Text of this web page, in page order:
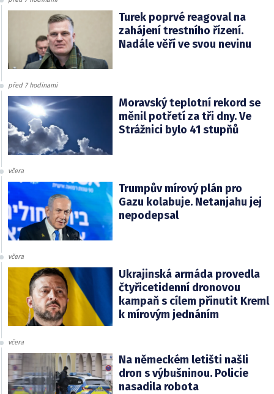
Turek poprvé reagoval na
zahájení trestního řízení.
Nadále věří ve svou nevinu
před 7 hodinami
Moravský teplotní rekord se
měnil potřetí za tři dny. Ve
Strážnici bylo 41 stupňů
včera
Trumpův mírový plán pro
Gazu kolabuje. Netanjahu jej
nepodepsal
včera
Ukrajinská armáda provedla
čtyřicetidenní dronovou
kampaň s cílem přinutit Kreml
k mírovým jednáním
včera
Na německém letišti našli
dron s výbušninou. Policie
nasadila robota